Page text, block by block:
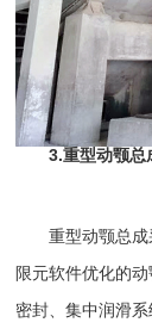
3.重型动颚总
重型动颚总成
限元软件优化的
密封、集中润滑